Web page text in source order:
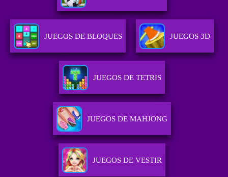
JUEGOS DE BLOQUES JUEGOS 3D
JUEGOS DE TETRIS
JUEGOS DE MAHJONG
JUEGOS DE VESTIR